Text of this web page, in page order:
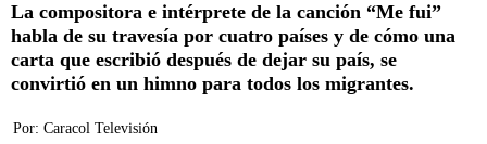
La compositora e intérprete de la canción “Me fui”
habla de su travesía por cuatro países y de cómo una
carta que escribió después de dejar su país, se
convirtió en un himno para todos los migrantes.
Por: Caracol Televisión